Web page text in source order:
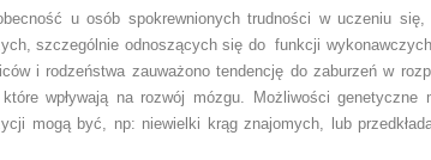
u osób spokrewnionych trudności w uczeniu
szczególnie odnoszących się do funkcji
i rodzeństwa zauważono tendencję do zaburzeń w
wpływają na rozwój mózgu. Możliwości
mogą być, np: niewielki krąg znajomych, lub